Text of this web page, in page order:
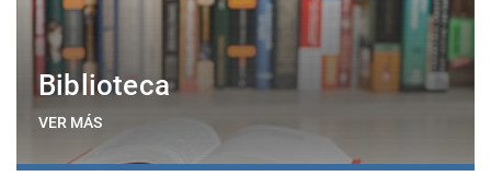
Biblioteca
VER MÁS